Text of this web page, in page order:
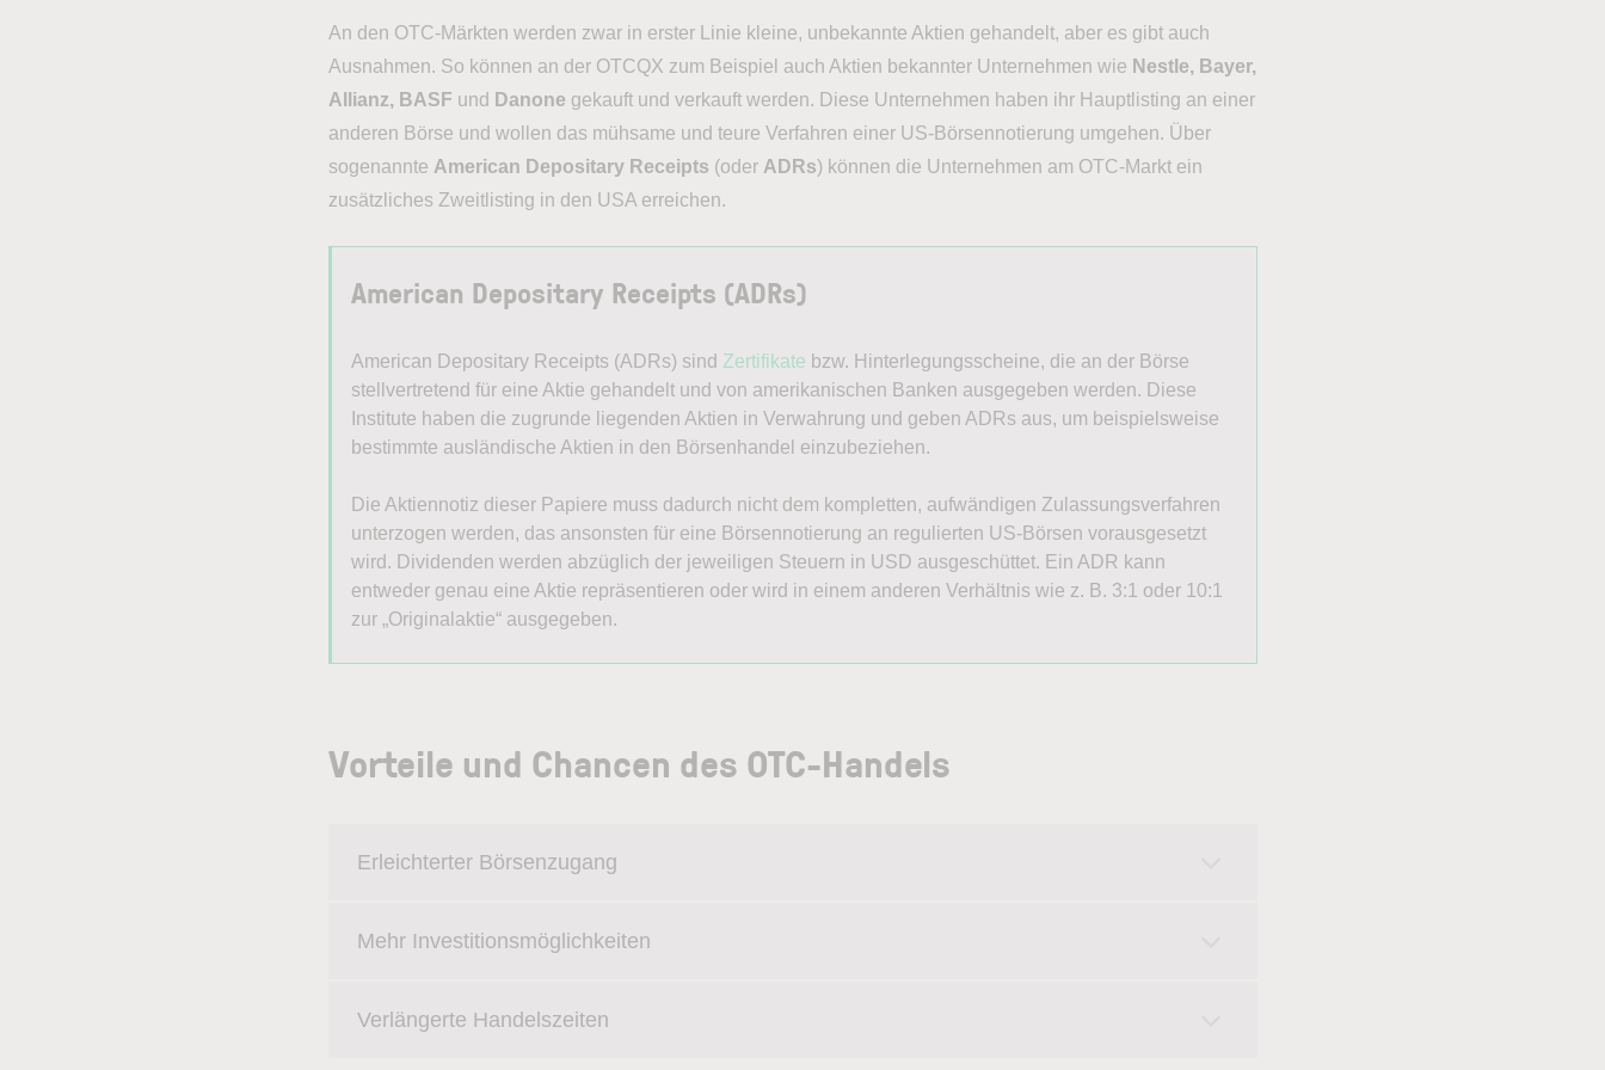
An den OTC-Märkten werden zwar in erster Linie kleine, unbekannte Aktien gehandelt, aber es gibt auch
Ausnahmen. So können an der OTCQX zum Beispiel auch Aktien bekannter Unternehmen wie Nestle, Bayer,
Allianz, BASF und Danone gekauft und verkauft werden. Diese Unternehmen haben ihr Hauptlisting an einer
anderen Börse und wollen das mühsame und teure Verfahren einer US-Börsennotierung umgehen. Über
sogenannte American Depositary Receipts (oder ADRs) können die Unternehmen am OTC-Markt ein
zusätzliches Zweitlisting in den USA erreichen.
American Depositary Receipts (ADRs)
American Depositary Receipts (ADRs) sind Zertifikate bzw. Hinterlegungsscheine, die an der Börse
stellvertretend für eine Aktie gehandelt und von amerikanischen Banken ausgegeben werden. Diese
Institute haben die zugrunde liegenden Aktien in Verwahrung und geben ADRs aus, um beispielsweise
bestimmte ausländische Aktien in den Börsenhandel einzubeziehen.
Die Aktiennotiz dieser Papiere muss dadurch nicht dem kompletten, aufwändigen Zulassungsverfahren
unterzogen werden, das ansonsten für eine Börsennotierung an regulierten US-Börsen vorausgesetzt
wird. Dividenden werden abzüglich der jeweiligen Steuern in USD ausgeschüttet. Ein ADR kann
entweder genau eine Aktie repräsentieren oder wird in einem anderen Verhältnis wie z. B. 3:1 oder 10:1
zur „Originalaktie“ ausgegeben.
Vorteile und Chancen des OTC-Handels
Erleichterter Börsenzugang
Mehr Investitionsmöglichkeiten
Verlängerte Handelszeiten